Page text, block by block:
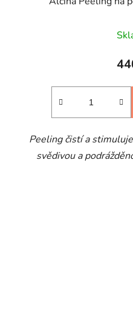
Peeling čistí a
svědivou a